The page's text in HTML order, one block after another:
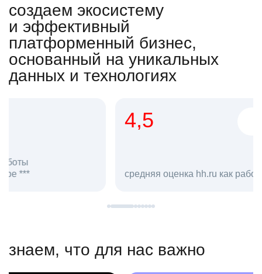
создаем экосистему
и эффективный
платформенный бизнес,
основанный на уникальных
данных и технологиях
средняя оценка hh.ru как работодателя **
в hh.ru
знаем, что для нас важно